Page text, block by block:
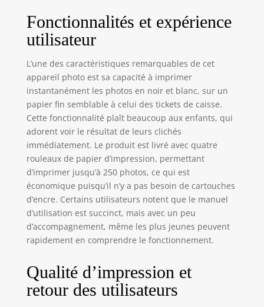
micro-SD pour
filmer, enregistrer
créations.
IMPRESSION SANS
ÉCONOMIQUE :
L’impression
thermique
fonctionne sans
temps de séchage
et permet de
multiplier les prises
sans se soucier du
coût du papier
photo. Le papier
thermique, garanti
sans BPA, offre une
solution
conserver ou
souvenirs. IDÉE
Fonctionnalités et expérience
utilisateur
L’une des caractéristiques remarquables de cet
appareil photo est sa capacité à imprimer
instantanément les photos en noir et blanc, sur un
papier fin semblable à celui des tickets de caisse.
Cette fonctionnalité plaît beaucoup aux enfants, qui
adorent voir le résultat de leurs clichés
immédiatement. Le produit est livré avec quatre
rouleaux de papier d’impression, permettant
d’imprimer jusqu’à 250 photos, ce qui est
économique puisqu’il n’y a pas besoin de cartouches
d’encre. Certains utilisateurs notent que le manuel
d’utilisation est succinct, mais avec un peu
d’accompagnement, même les plus jeunes peuvent
rapidement en comprendre le fonctionnement.
Qualité d’impression et
retour des utilisateurs